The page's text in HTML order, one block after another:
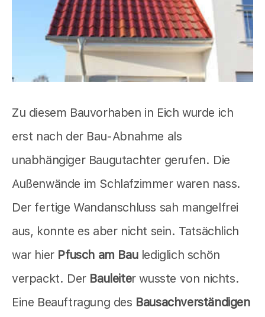
Zu diesem Bauvorhaben in Eich wurde ich
erst nach der Bau-Abnahme als
unabhängiger Baugutachter gerufen. Die
Außenwände im Schlafzimmer waren nass.
Der fertige Wandanschluss sah mangelfrei
aus, konnte es aber nicht sein. Tatsächlich
war hier Pfusch am Baulediglich schön
verpackt. Der Bauleiter wusste von nichts.
Eine Beauftragung des Bausachverständigen